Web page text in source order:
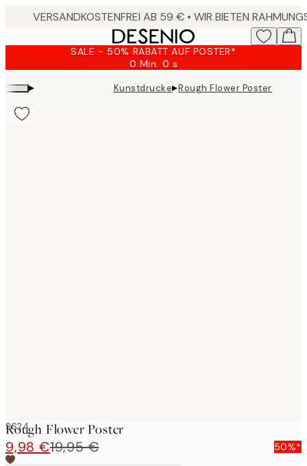
SALE - 50% RABATT AUF POSTER*
0 Min. 0 s
Gültig
bis:
2026-
▸ Kunstdrucke▸Rough Flower Poster
SS24
Rough Flower Poster
9,98 €19,95 € 50%*